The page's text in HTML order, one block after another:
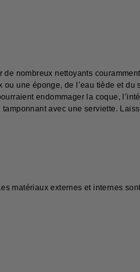
nombreux nettoyants
une éponge, de l’eau tiède et du
endommager la coque,
avec une serviette.
matériaux externes et internes